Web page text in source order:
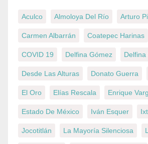
Aculco Almoloya Del Río Arturo
Carmen Albarrán Coatepec Harinas
COVID 19 Delfina Gómez
Desde Las Alturas Donato Guerra
El Oro Elías Rescala Enrique
Estado De México Iván Esquer
Jocotitlán La Mayoría Silenciosa